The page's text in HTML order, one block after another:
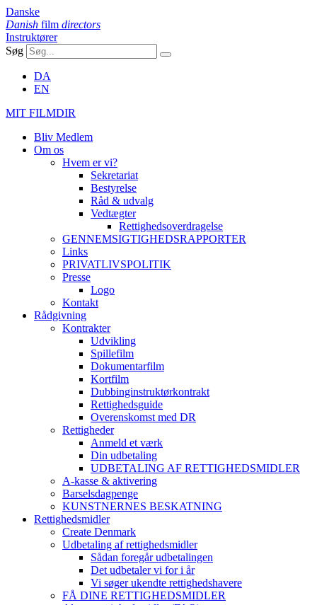
Danske
Danish film directors
Instruktører
Søg
DA
EN
MIT FILMDIR
Bliv Medlem
Om os
Hvem er vi?
Sekretariat
Bestyrelse
Råd & udvalg
Vedtægter
Rettighedsoverdragelse
GENNEMSIGTIGHEDSRAPPORTER
Links
PRIVATLIVSPOLITIK
Presse
Logo
Kontakt
Rådgivning
Kontrakter
Udvikling
Spillefilm
Dokumentarfilm
Kortfilm
Dubbinginstruktørkontrakt
Rettighedsguide
Overenskomst med DR
Rettigheder
Anmeld et værk
Din udbetaling
UDBETALING AF RETTIGHEDSMIDLER
A-kasse & aktivering
Barselsdagpenge
KUNSTNERNES BESKATNING
Rettighedsmidler
Create Denmark
Udbetaling af rettighedsmidler
Sådan foregår udbetalingen
Det udbetaler vi for i år
Vi søger ukendte rettighedshavere
FÅ DINE RETTIGHEDSMIDLER